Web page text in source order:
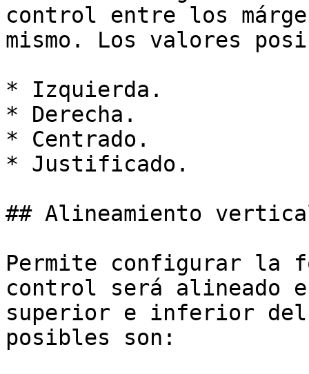
control entre los
mismo. Los valores
* Izquierda.
* Derecha.
* Centrado.
* Justificado.
## Alineamiento
Permite configurar la
control será alineado
superior e inferior del
posibles son: